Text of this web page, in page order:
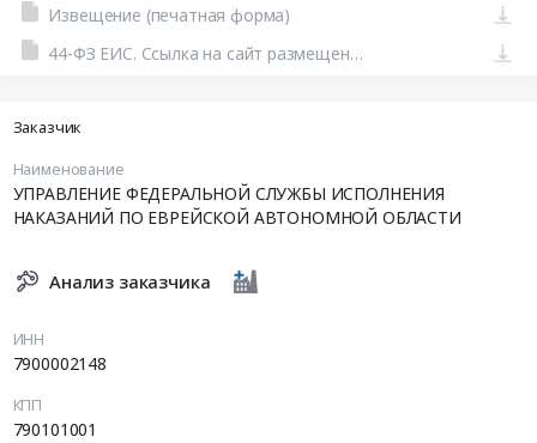
Извещение (печатная форма)
44-ФЗ ЕИС. Ссылка на сайт размещения тендера #801580271717.doc
Заказчик
Наименование
УПРАВЛЕНИЕ ФЕДЕРАЛЬНОЙ СЛУЖБЫ ИСПОЛНЕНИЯ
НАКАЗАНИЙ ПО ЕВРЕЙСКОЙ АВТОНОМНОЙ ОБЛАСТИ
Анализ заказчика
ИНН
7900002148
КПП
790101001